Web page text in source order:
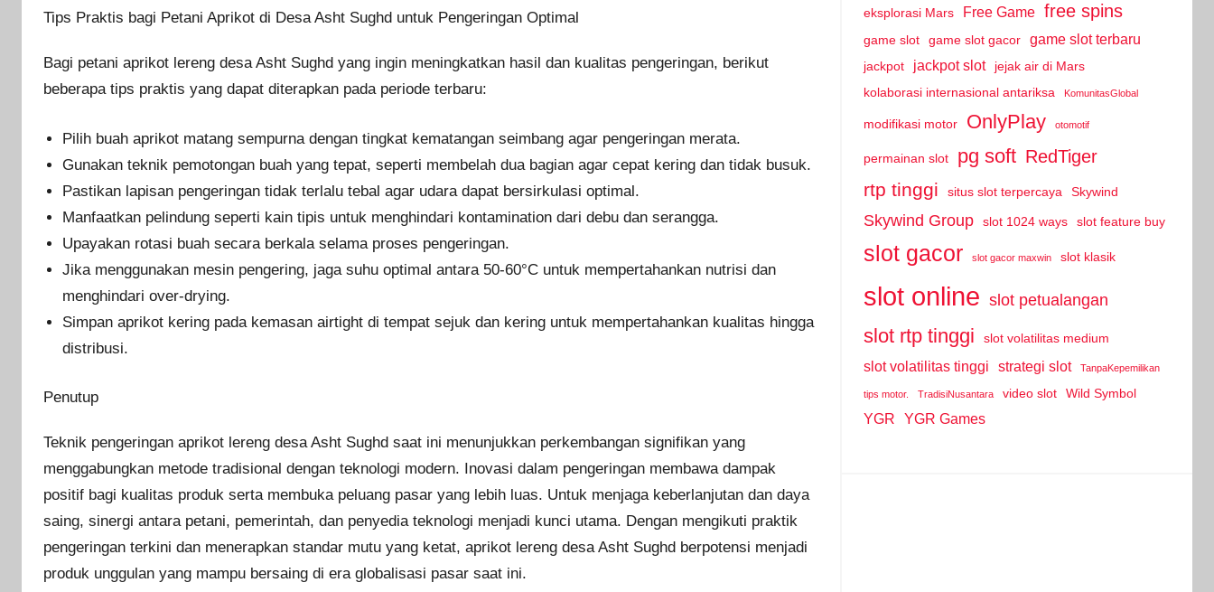
Tips Praktis bagi Petani Aprikot di Desa Asht Sughd untuk Pengeringan Optimal
Bagi petani aprikot lereng desa Asht Sughd yang ingin meningkatkan hasil dan kualitas pengeringan, berikut
beberapa tips praktis yang dapat diterapkan pada periode terbaru:
Pilih buah aprikot matang sempurna dengan tingkat kematangan seimbang agar pengeringan merata.
Gunakan teknik pemotongan buah yang tepat, seperti membelah dua bagian agar cepat kering dan tidak busuk.
Pastikan lapisan pengeringan tidak terlalu tebal agar udara dapat bersirkulasi optimal.
Manfaatkan pelindung seperti kain tipis untuk menghindari kontamination dari debu dan serangga.
Upayakan rotasi buah secara berkala selama proses pengeringan.
Jika menggunakan mesin pengering, jaga suhu optimal antara 50-60°C untuk mempertahankan nutrisi dan
menghindari over-drying.
Simpan aprikot kering pada kemasan airtight di tempat sejuk dan kering untuk mempertahankan kualitas hingga
distribusi.
Penutup
Teknik pengeringan aprikot lereng desa Asht Sughd saat ini menunjukkan perkembangan signifikan yang
menggabungkan metode tradisional dengan teknologi modern. Inovasi dalam pengeringan membawa dampak
positif bagi kualitas produk serta membuka peluang pasar yang lebih luas. Untuk menjaga keberlanjutan dan daya
saing, sinergi antara petani, pemerintah, dan penyedia teknologi menjadi kunci utama. Dengan mengikuti praktik
pengeringan terkini dan menerapkan standar mutu yang ketat, aprikot lereng desa Asht Sughd berpotensi menjadi
produk unggulan yang mampu bersaing di era globalisasi pasar saat ini.
eksplorasi Mars Free Game free spins
game slot game slot gacor game slot terbaru
jackpot jackpot slot
jejak air di Mars
kolaborasi internasional antariksa
KomunitasGlobal
modifikasi motor OnlyPlay otomotif
permainan slot pg soft RedTiger
rtp tinggi situs slot terpercaya Skywind
Skywind Group slot 1024 ways slot feature buy
slot gacor slot gacor maxwin slot klasik
slot online slot petualangan
slot rtp tinggi slot volatilitas medium
slot volatilitas tinggi strategi slot TanpaKepemilikan
tips motor. TradisiNusantara video slot Wild Symbol
YGR YGR Games